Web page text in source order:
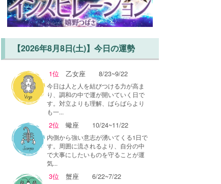
【2026年8月8日(土)】今日の運勢
1位 乙女座 8/23~9/22
今日は人と人を結びつける力が高ま
り、調和の中で運が開いていく日で
す。対立よりも理解、ばらばらより
も一...
2位 蠍座 10/24~11/22
内側から強い意志が湧いてくる1日で
す。周囲に流されるより、自分の中
で大事にしたいものを守ることが運
気...
3位 蟹座 6/22~7/22